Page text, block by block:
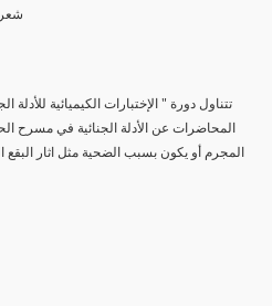
تتناول دورة " الإختبارات الكيميائية
المحاضرات عن الأدلة الجنائية في مسرح
المجرم أو يكون بسبب الضحية مثل اثار البقع